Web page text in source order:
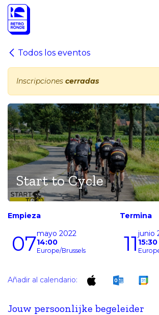
Ir al contenido
Todos los eventos
Inscripciones cerradas
Start to Cycle
Empieza
07mayo 2022
14:00
Europe/Brussels
Termina
11junio
15:30
Añadir al calendario:
Jouw persoonlijke begeleider